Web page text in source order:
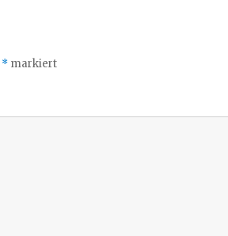
* markiert